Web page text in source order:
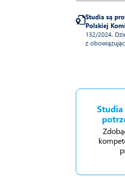
Studia są
Polskiej
132/2024.
z